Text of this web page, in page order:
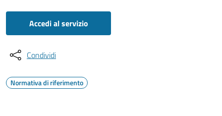
Accedi al servizio
Condividi
Normativa di riferimento